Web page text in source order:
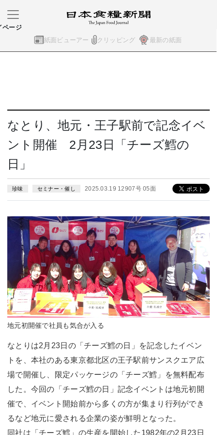
紙面ビューアー クリッピング 最新の紙面
ページ
なとり、地元・王子駅前で記念イベ
ント開催 2月23日「チーズ鱈の
日」
珍味 セミナー・催し 2025.03.19 12907号 05面
地元初開催で社員も気合が入る
なとりは2月23日の「チーズ鱈の日」を記念したイベン
トを、本社のある東京都北区の王子駅前サンスクエア広
場で開催し、限定パッケージの「チーズ鱈」を無料配布
した。今回の「チーズ鱈の日」記念イベントは地元初開
催で、イベント開始前から多くの方が集まり行列ができ
るなど地元に愛される企業の姿が鮮明となった。
同社は「チーズ鱈」の生産を開始した1982年の2月23日